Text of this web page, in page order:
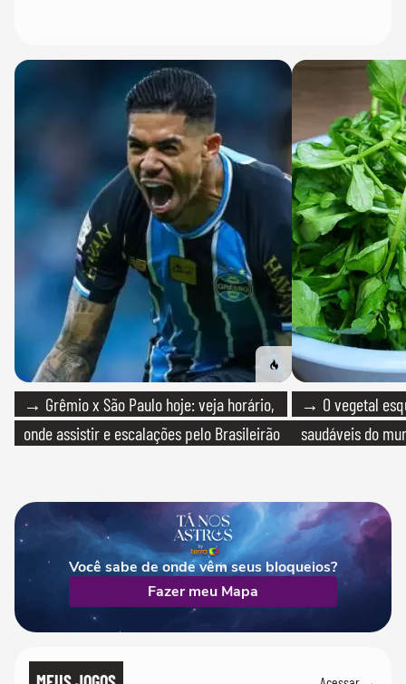
→ Grêmio x São Paulo hoje: veja horário,
onde assistir e escalações pelo Brasileirão
→ O vegetal
saudáveis do
Você sabe de onde vêm seus bloqueios?
Fazer meu Mapa